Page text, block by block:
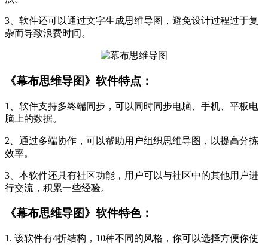
3、软件还可以通过文字生成思维导图，避免设计过程过于复
杂而导致浪费时间。
《幕布思维导图》软件特点：
1、软件支持多终端同步，可以同时同步电脑、手机、平板电
脑上的数据。
2、通过多端协作，可以帮助用户组织思维导图，以提高分拣
效率。
3、本软件还具有社区功能，用户可以与社区中的其他用户进
行交流，积累一些经验。
《幕布思维导图》软件特色：
1. 该软件有4折结构，10种不同的风格，你可以选择方便你使